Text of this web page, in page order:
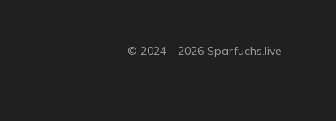
© 2024 - 2026 Sparfuchs.live